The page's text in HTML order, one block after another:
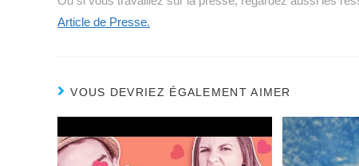
Article de Presse.
VOUS DEVRIEZ ÉGALEMENT AIMER